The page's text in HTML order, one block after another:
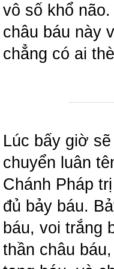
vô số khổ
châu báu này
chẳng có ai
Lúc bấy giờ
chuyển luân
Chánh Pháp
đủ bảy báu.
báu, voi trắng
thần châu